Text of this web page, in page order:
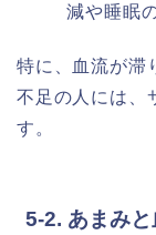
減や睡眠
特に、血流が滞
不足の人には、
す。
5-2. あまみ